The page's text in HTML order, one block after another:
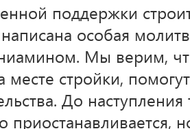
поддержки
особая
Мы верим,
месте стройки,
До
приостанавливается,